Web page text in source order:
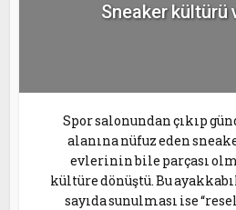
Sneaker kültürü
Spor salonundan çıkıp
alanına nüfuz eden
evlerinin bile parçası
kültüre dönüştü. Bu
sayıda sunulması ise